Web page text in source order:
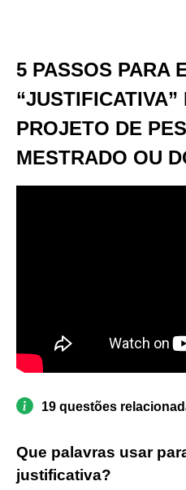
5 PASSOS PARA
“JUSTIFICATIVA”
PROJETO DE
MESTRADO OU
19 questões
Que palavras usar
justificativa?